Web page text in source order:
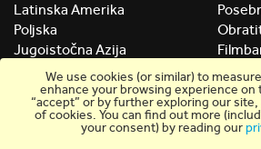
We use cookies (or similar) to
enhance your browsing experience on
“accept” or by further exploring our
of cookies. You can find out more
your consent) by reading our
Latinska Amerika
Poljska
Jugoistočna Azija
Južnoj Africi
Španija
Ujedinjeni Arapski Emirati
Ujedinjeno Kraljevstvo